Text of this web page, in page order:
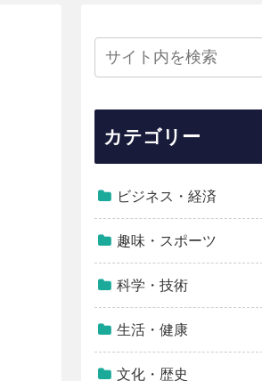
カテゴリー
ビジネス・経済
趣味・スポーツ
科学・技術
生活・健康
文化・歴史